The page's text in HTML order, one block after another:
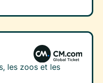
les zoos et les